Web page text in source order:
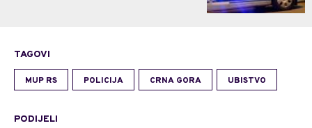
TAGOVI
MUP RS POLICIJA CRNA GORA UBISTVO
PODIJELI